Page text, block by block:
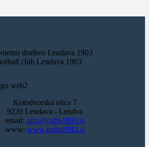
društvo Lendava 1903
club Lendava 1903
Kolodvorska ulica 7
9220 Lendava - Lendva
email: info@nafta1903.si
www: www.nafta1903.si